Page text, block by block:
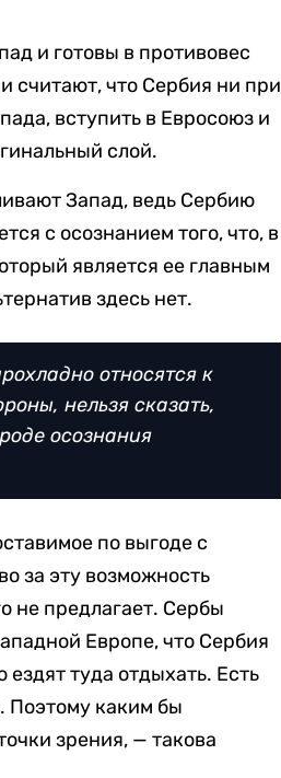
и готовы в противовес
считают, что Сербия ни при
вступить в Евросоюз и
слой.
Запад, ведь Сербию
с осознанием того, что, в
является ее главным
здесь нет.
относятся к
нельзя сказать,
осознания
по выгоде с
за эту возможность
не предлагает. Сербы
Европе, что Сербия
туда отдыхать. Есть
Поэтому каким бы
зрения, — такова